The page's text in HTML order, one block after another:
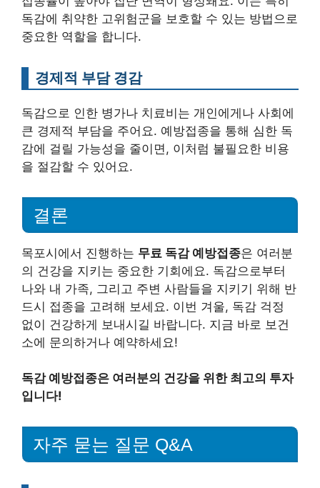
독감에 취약한 고위험군을 보호할 수 있는 방법으로
중요한 역할을 합니다.
경제적 부담 경감
독감으로 인한 병가나 치료비는 개인에게나 사회에
큰 경제적 부담을 주어요. 예방접종을 통해 심한 독
감에 걸릴 가능성을 줄이면, 이처럼 불필요한 비용
을 절감할 수 있어요.
결론
목포시에서 진행하는 무료 독감 예방접종은 여러분
의 건강을 지키는 중요한 기회에요. 독감으로부터
나와 내 가족, 그리고 주변 사람들을 지키기 위해 반
드시 접종을 고려해 보세요. 이번 겨울, 독감 걱정
없이 건강하게 보내시길 바랍니다. 지금 바로 보건
소에 문의하거나 예약하세요!
독감 예방접종은 여러분의 건강을 위한 최고의 투자
입니다!
자주 묻는 질문 Q&A